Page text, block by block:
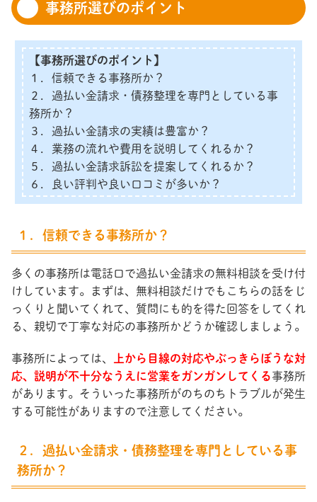
事務所選びのポイント
【事務所選びのポイント】
１．信頼できる事務所か？
２．過払い金請求・債務整理を専門としている事
務所か？
３．過払い金請求の実績は豊富か？
４．業務の流れや費用を説明してくれるか？
５．過払い金請求訴訟を提案してくれるか？
６．良い評判や良い口コミが多いか？
１．信頼できる事務所か？
多くの事務所は電話口で過払い金請求の無料相談を受け付
けしています。まずは、無料相談だけでもこちらの話をじ
っくりと聞いてくれて、質問にも的を得た回答をしてくれ
る、親切で丁寧な対応の事務所かどうか確認しましょう。
事務所によっては、
上から目線の対応やぶっきらぼうな対
応、説明が不十分なうえに営業をガンガンしてくる事務所
があります。そういった事務所がのちのちトラブルが発生
する可能性がありますので注意してください。
２．過払い金請求・債務整理を専門としている事
務所か？